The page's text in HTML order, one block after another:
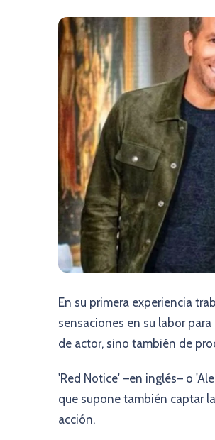
En su primera experiencia
sensaciones en su labor
de actor, sino también de
'Red Notice' –en inglés– o
que supone también captar
acción.